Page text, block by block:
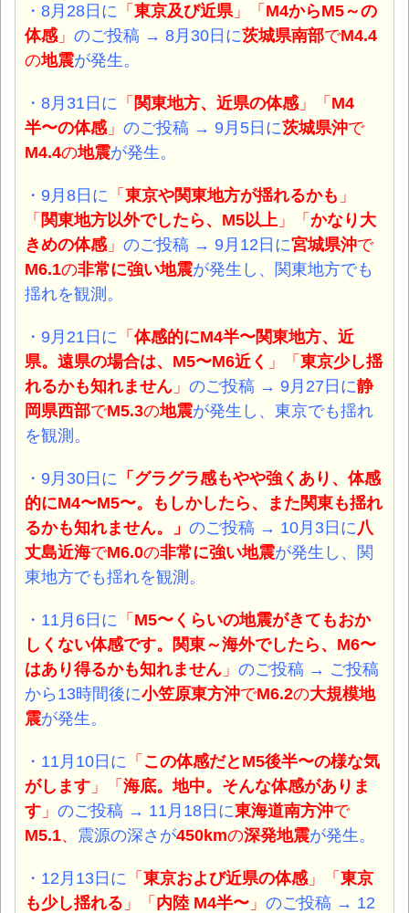
・8月28日 に 「 東京及び近県 」 「 M4からM5～の
体感 」 のご投稿 → 8月30日に茨城県南部でM4.4
の地震が発生。
・8月31日 に 「 関東地方、近県の体感 」 「 M4
半〜の体感 」 のご投稿 → 9月5日に茨城県沖で
M4.4の地震が発生。
・9月8日 に 「 東京や関東地方が揺れるかも 」
「 関東地方以外でしたら、M5以上 」「 かなり大
きめの体感 」 のご投稿 → 9月12日に宮城県沖で
M6.1の非常に強い地震が発生し、関東地方でも
揺れを観測。
・9月21日 に 「 体感的にM4半〜関東地方、近
県。遠県の場合は、M5〜M6近く 」「 東京少し揺
れるかも知れません 」 のご投稿 → 9月27日に静
岡県西部でM5.3の地震が発生し、東京でも揺れ
を観測。
・9月30日 に 「グラグラ感もやや強くあり、体感
的にM4〜M5〜。もしかしたら、また関東も揺れ
るかも知れません。」 のご投稿 → 10月3日に 八
丈島近海でM6.0の非常に強い地震が発生し、関
東地方でも揺れを観測。
・11月6日 に 「 M5〜くらいの地震がきてもおか
しくない体感です。 関東～海外でしたら、M6〜
はあり得るかも知れません 」 のご投稿 → ご投稿
から13時間後に小笠原東方沖でM6.2の大規模地
震が発生。
・11月10日 に 「 この体感だとM5後半〜の様な気
がします 」「 海底。地中。そんな体感がありま
す 」 のご投稿 → 11月18日に東海道南方沖で
M5.1、 震源の深さが450kmの深発地震が発生。
・12月13日 に 「 東京および近県の体感 」「 東京
も少し揺れる 」「 内陸 M4半〜 」 のご投稿 → 12